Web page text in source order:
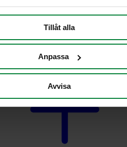
Tillåt alla
Anpassa
Avvisa
Vaunut säiliöille 60
Vaunut säiliöille 90
L
Pahvinkeräysvaunu